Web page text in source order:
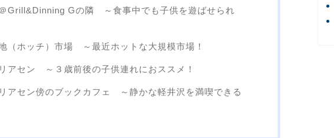
Grill&Dinning Gの隣 ～食事中でも子供を遊ばせられ
（ホッチ）市場 ～最近ホットな大規模市場！
アセン ～３歳前後の子供連れにおススメ！
アセン傍のブックカフェ ～静かな軽井沢を満喫できる